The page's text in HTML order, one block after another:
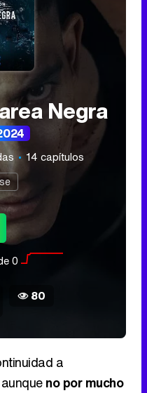
Negra
14 capítulos
0
80
a
aunqueno por mucho